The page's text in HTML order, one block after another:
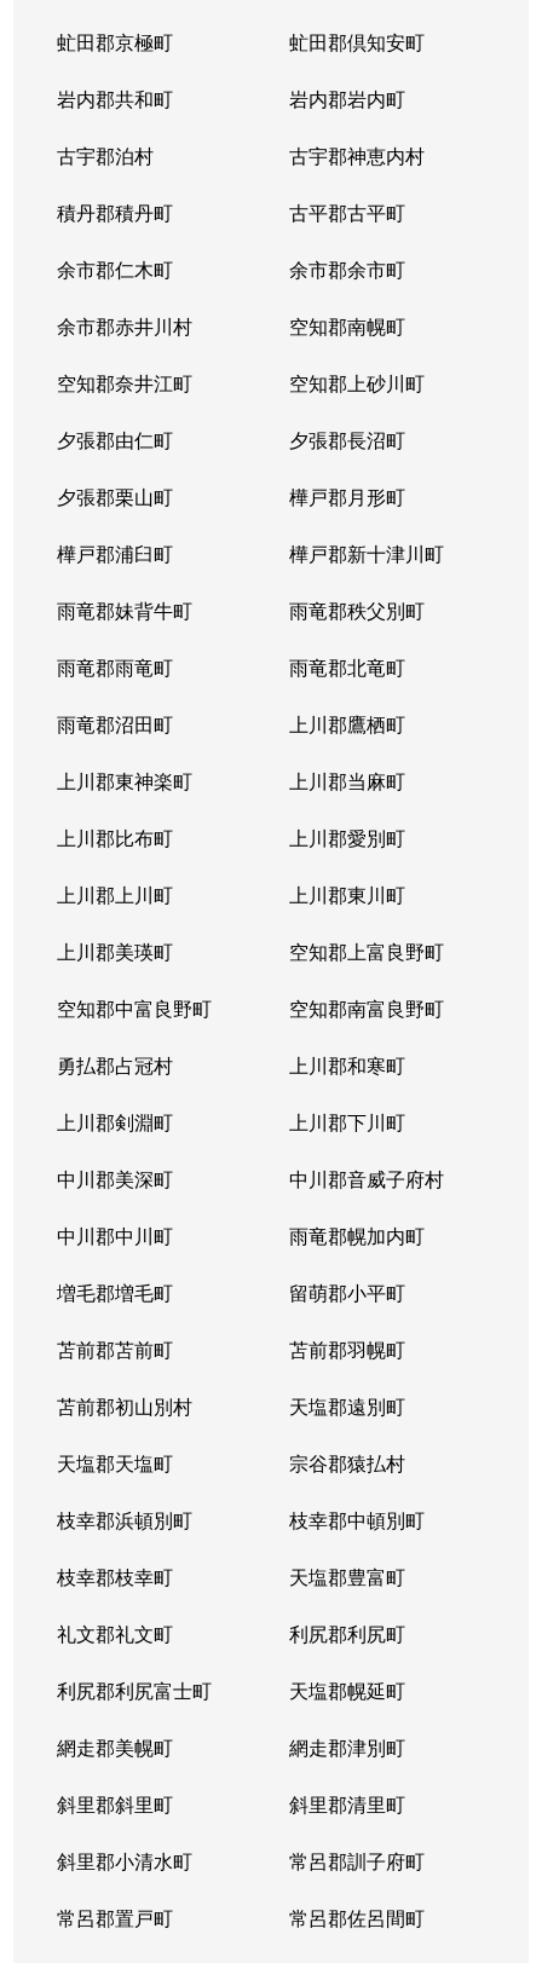
虻田郡京極町 虻田郡倶知安町
岩内郡共和町 岩内郡岩内町
古宇郡泊村 古宇郡神恵内村
積丹郡積丹町 古平郡古平町
余市郡仁木町 余市郡余市町
余市郡赤井川村 空知郡南幌町
空知郡奈井江町 空知郡上砂川町
夕張郡由仁町 夕張郡長沼町
夕張郡栗山町 樺戸郡月形町
樺戸郡浦臼町 樺戸郡新十津川町
雨竜郡妹背牛町 雨竜郡秩父別町
雨竜郡雨竜町 雨竜郡北竜町
雨竜郡沼田町 上川郡鷹栖町
上川郡東神楽町 上川郡当麻町
上川郡比布町 上川郡愛別町
上川郡上川町 上川郡東川町
上川郡美瑛町 空知郡上富良野町
空知郡中富良野町 空知郡南富良野町
勇払郡占冠村 上川郡和寒町
上川郡剣淵町 上川郡下川町
中川郡美深町 中川郡音威子府村
中川郡中川町 雨竜郡幌加内町
増毛郡増毛町 留萌郡小平町
苫前郡苫前町 苫前郡羽幌町
苫前郡初山別村 天塩郡遠別町
天塩郡天塩町 宗谷郡猿払村
枝幸郡浜頓別町 枝幸郡中頓別町
枝幸郡枝幸町 天塩郡豊富町
礼文郡礼文町 利尻郡利尻町
利尻郡利尻富士町 天塩郡幌延町
網走郡美幌町 網走郡津別町
斜里郡斜里町 斜里郡清里町
斜里郡小清水町 常呂郡訓子府町
常呂郡置戸町 常呂郡佐呂間町